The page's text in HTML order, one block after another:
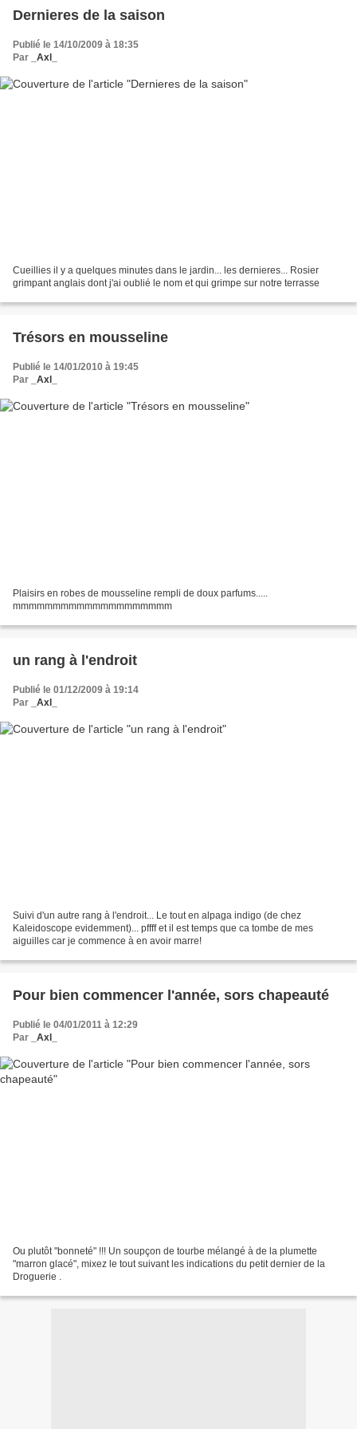
Dernieres de la saison
Publié le 14/10/2009 à 18:35
Par
_Axl_
Cueillies il y a quelques minutes dans le jardin... les dernieres... Rosier
grimpant anglais dont j'ai oublié le nom et qui grimpe sur notre terrasse
Trésors en mousseline
Publié le 14/01/2010 à 19:45
Par
_Axl_
Plaisirs en robes de mousseline rempli de doux parfums.....
mmmmmmmmmmmmmmmmmmmm
un rang à l'endroit
Publié le 01/12/2009 à 19:14
Par
_Axl_
Suivi d'un autre rang à l'endroit... Le tout en alpaga indigo (de chez
Kaleidoscope evidemment)... pffff et il est temps que ca tombe de mes
aiguilles car je commence à en avoir marre!
Pour bien commencer l'année, sors chapeauté
Publié le 04/01/2011 à 12:29
Par
_Axl_
Ou plutôt "bonneté" !!! Un soupçon de tourbe mélangé à de la plumette
"marron glacé", mixez le tout suivant les indications du petit dernier de la
Droguerie .